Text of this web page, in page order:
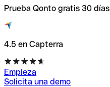
Prueba Qonto gratis 30 días
4.5 en Capterra
Empieza
Solicita una demo